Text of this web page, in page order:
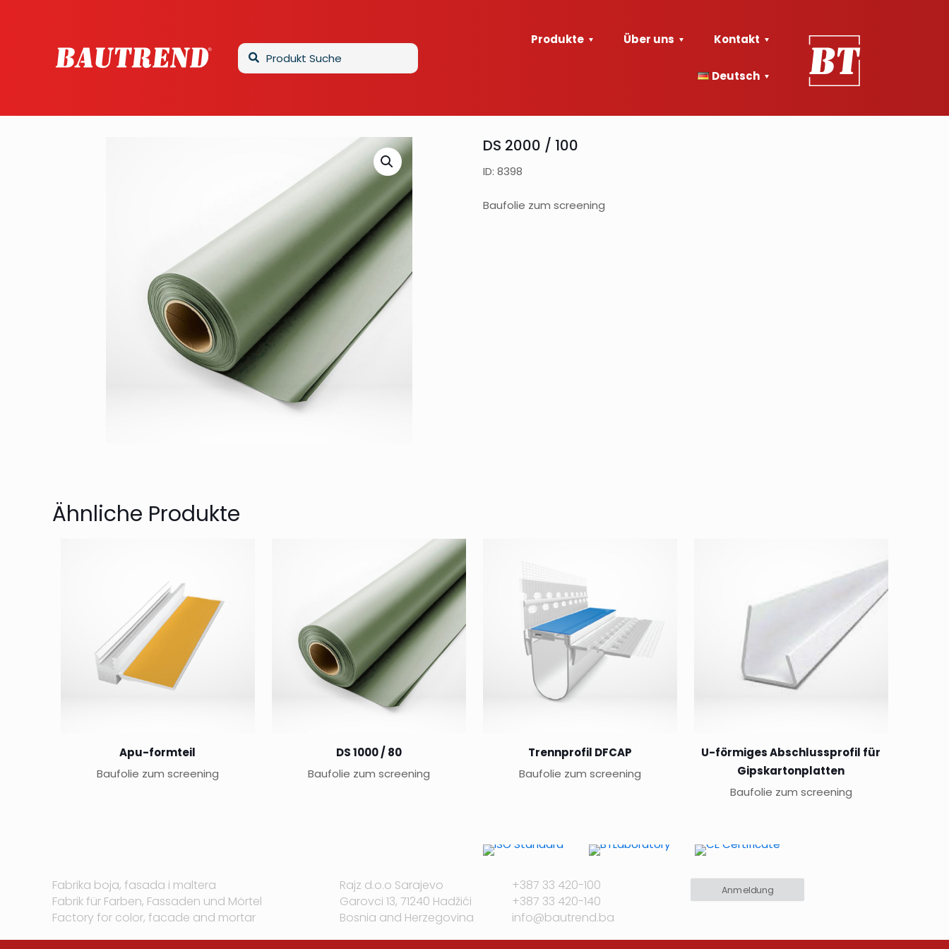
Produkte Über uns Kontakt
Deutsch
DS 2000 / 100
ID: 8398
Baufolie zum screening
Ähnliche Produkte
Apu-formteil
Baufolie zum screening
DS 1000 / 80
Baufolie zum screening
Trennprofil DFCAP
Baufolie zum screening
U-förmiges Abschlussprofil für
Gipskartonplatten
Baufolie zum screening
Fabrika boja, fasada i maltera
Fabrik für Farben, Fassaden und Mörtel
Factory for color, facade and mortar
Rajz d.o.o Sarajevo
Garovci 13, 71240 Hadžići
Bosnia and Herzegovina
+387 33 420-100
+387 33 420-140
info@bautrend.ba
Anmeldung